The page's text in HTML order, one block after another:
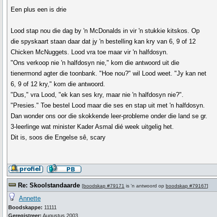
Een plus een is drie
Lood stap nou die dag by 'n McDonalds in vir 'n stukkie kitskos. Op
die spyskaart staan daar dat jy 'n bestelling kan kry van 6, 9 of 12
Chicken McNuggets. Lood vra toe maar vir 'n halfdosyn.
"Ons verkoop nie 'n halfdosyn nie," kom die antwoord uit die
tienermond agter die toonbank. "Hoe nou?" wil Lood weet. "Jy kan net
6, 9 of 12 kry," kom die antwoord.
"Dus," vra Lood, "ek kan ses kry, maar nie 'n halfdosyn nie?".
"Presies." Toe bestel Lood maar die ses en stap uit met 'n halfdosyn.
Dan wonder ons oor die skokkende leer-probleme onder die land se gr.
3-leerlinge wat minister Kader Asmal dié week uitgelig het.
Dit is, soos die Engelse sê, scary
Re: Skoolstandaarde [boodskap #79171 is 'n antwoord op boodskap #79167]
Annette
Boodskappe: 11111
Geregistreer: Augustus 2003